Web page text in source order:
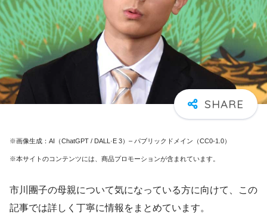
※画像生成：AI（ChatGPT / DALL·E 3）– パブリックドメイン（CC0-1.0）
※本サイトのコンテンツには、商品プロモーションが含まれています。
市川團子の母親について気になっている方に向けて、この
記事では詳しく丁寧に情報をまとめています。